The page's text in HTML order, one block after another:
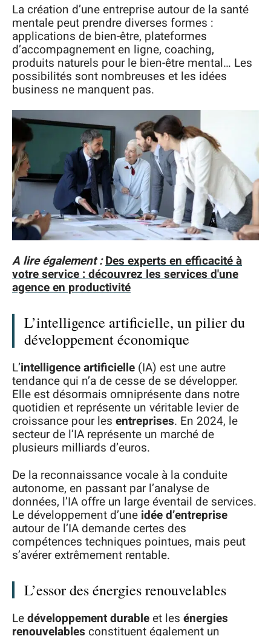
La création d’une entreprise autour de la santé
mentale peut prendre diverses formes :
applications de bien-être, plateformes
d’accompagnement en ligne, coaching,
produits naturels pour le bien-être mental… Les
possibilités sont nombreuses et les idées
business ne manquent pas.
A lire également :Des experts en efficacité à
votre service : découvrez les services d'une
agence en productivité
L’intelligence artificielle, un pilier du
développement économique
L’intelligence artificielle (IA) est une autre
tendance qui n’a de cesse de se développer.
Elle est désormais omniprésente dans notre
quotidien et représente un véritable levier de
croissance pour les entreprises. En 2024, le
secteur de l’IA représente un marché de
plusieurs milliards d’euros.
De la reconnaissance vocale à la conduite
autonome, en passant par l’analyse de
données, l’IA offre un large éventail de services.
Le développement d’une idée d’entreprise
autour de l’IA demande certes des
compétences techniques pointues, mais peut
s’avérer extrêmement rentable.
L’essor des énergies renouvelables
Ledéveloppement durableet les énergies
renouvelables constituent également un